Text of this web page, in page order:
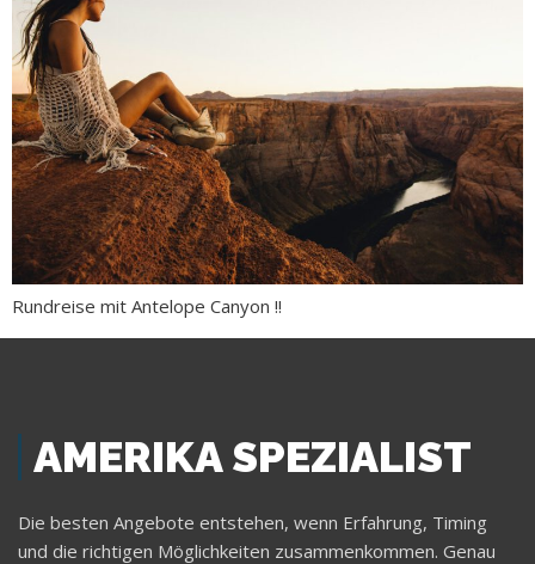
Rundreise mit Antelope Canyon !!
AMERIKA SPEZIALIST
Die besten Angebote entstehen, wenn Erfahrung, Timing
und die richtigen Möglichkeiten zusammenkommen. Genau